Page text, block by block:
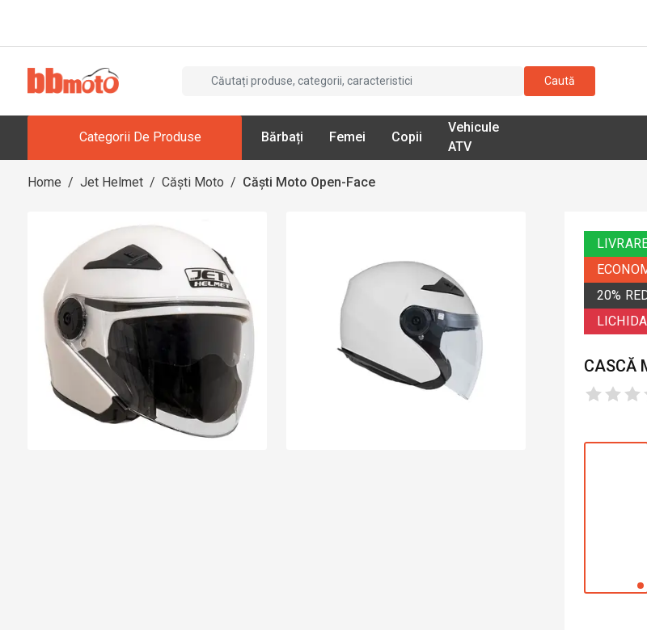
Caută
Categorii De Produse Bărbați Femei Copii
Vehicule
ATV
Home / Jet Helmet / Căști Moto / Căști Moto Open-Face
20%
CASCĂ